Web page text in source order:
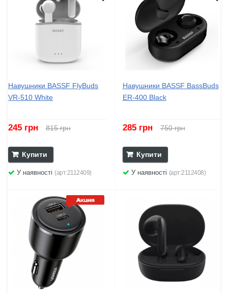
Навушники BASSF FlyBuds
VR-510 White
245 грн 815 грн
Купити
У наявності (арт:2112409)
Навушники BASSF BassBuds
ER-400 Black
285 грн 750 грн
Купити
У наявності (арт:2112408)